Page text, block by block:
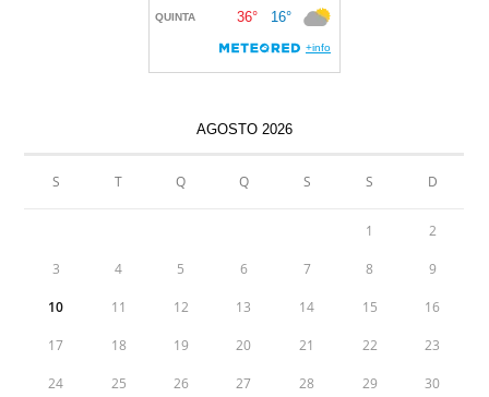
AGOSTO 2026
S T Q Q S S D
1 2
3 4 5 6 7 8 9
10 11 12 13 14 15 16
17 18 19 20 21 22 23
24 25 26 27 28 29 30